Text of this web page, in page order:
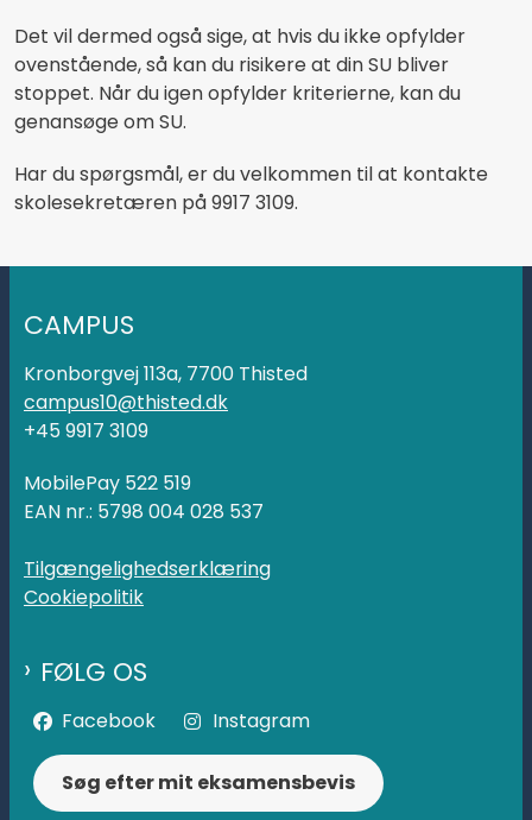
Det vil dermed også sige, at hvis du ikke opfylder
ovenstående, så kan du risikere at din SU bliver
stoppet. Når du igen opfylder kriterierne, kan du
genansøge om SU.
Har du spørgsmål, er du velkommen til at kontakte
skolesekretæren på 9917 3109.
CAMPUS
Kronborgvej 113a, 7700 Thisted
campus10@thisted.dk
+45 9917 3109
MobilePay 522 519
EAN nr.: 5798 004 028 537
Tilgængelighedserklæring
Cookiepolitik
FØLG OS
Facebook Instagram
Søg efter mit eksamensbevis